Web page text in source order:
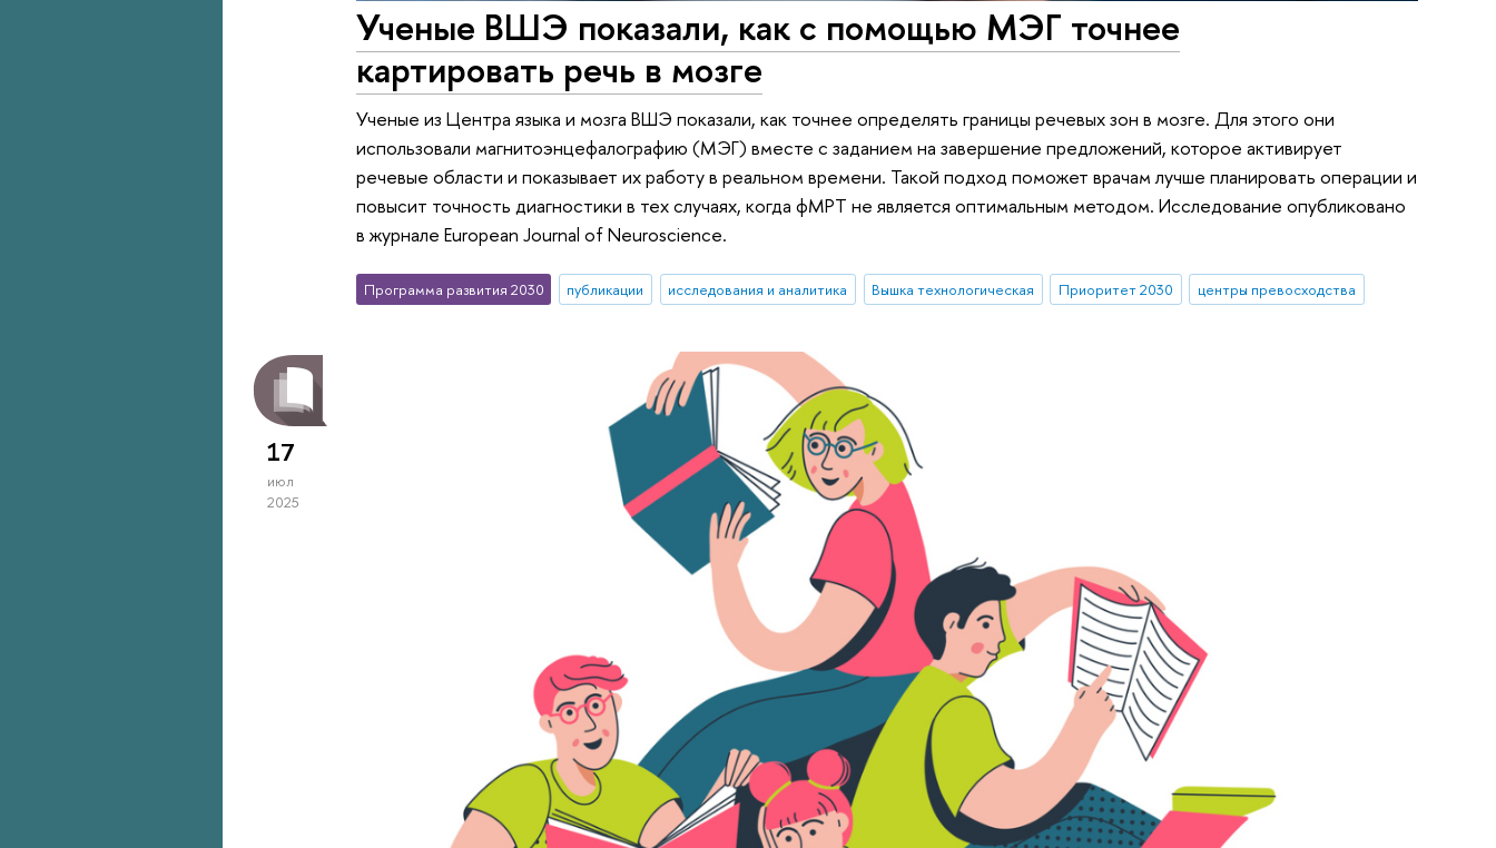
Ученые ВШЭ показали, как с помощью МЭГ точнее
картировать речь в мозге
Ученые из Центра языка и мозга ВШЭ показали, как точнее определять границы речевых зон в мозге. Для этого они
использовали магнитоэнцефалографию (МЭГ) вместе с заданием на завершение предложений, которое активирует
речевые области и показывает их работу в реальном времени. Такой подход поможет врачам лучше планировать операции и
повысит точность диагностики в тех случаях, когда фМРТ не является оптимальным методом. Исследование опубликовано
в журнале European Journal of Neuroscience.
Программа развития 2030 публикации исследования и аналитика Вышка технологическая Приоритет 2030 центры превосходства
17
июл
2025